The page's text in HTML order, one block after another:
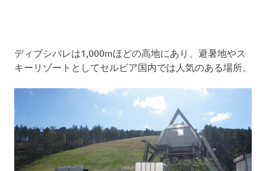
ディブシバレは1,000mほどの高地にあり、避暑地やス
キーリゾートとしてセルビア国内では人気のある場所。